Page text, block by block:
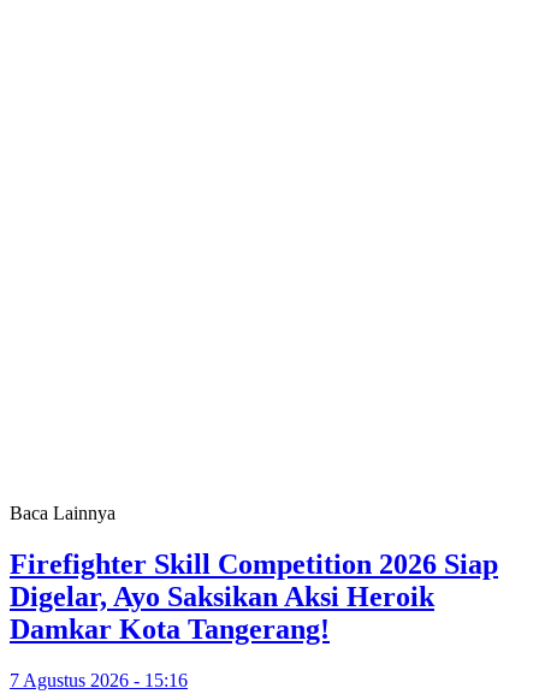
Baca Lainnya
Firefighter Skill Competition 2026 Siap
Digelar, Ayo Saksikan Aksi Heroik
Damkar Kota Tangerang!
7 Agustus 2026 - 15:16